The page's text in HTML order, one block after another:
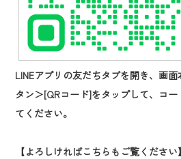
LINEアプリの友だちタブを開き、画
タン＞[QRコード]を タップして、コ
てください。
【よろしければこちらもご覧ください】